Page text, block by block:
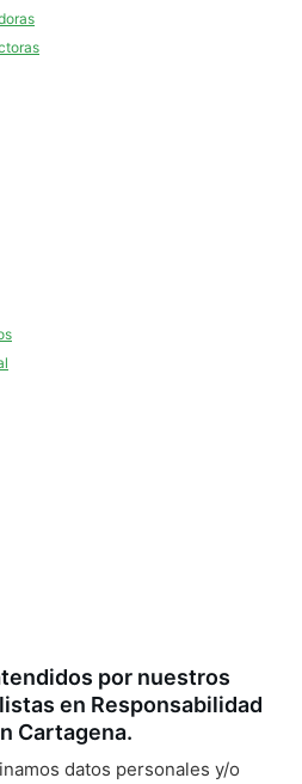
por nuestros
en Responsabilidad
Cartagena.
datos personales y/o